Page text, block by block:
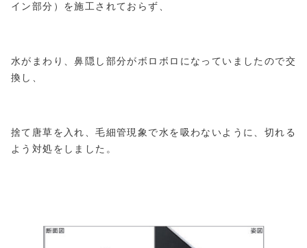
イン部分）を施工されておらず、
水がまわり、鼻隠し部分がボロボロになっていましたので交
換し、
捨て唐草を入れ、毛細管現象で水を吸わないように、切れる
よう対処をしました。